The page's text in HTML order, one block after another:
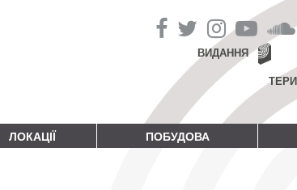
ВИДАННЯ
ЛОКАЦІЇ ПОБУДОВА